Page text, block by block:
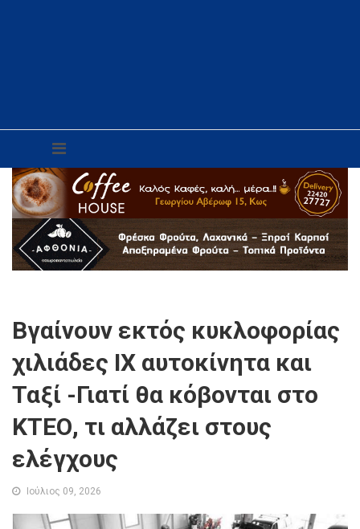
Βγαίνουν εκτός κυκλοφορίας
χιλιάδες ΙΧ αυτοκίνητα και
Ταξί -Γιατί θα κόβονται στο
ΚΤΕΟ, τι αλλάζει στους
ελέγχους
Ιούλιος 09, 2026